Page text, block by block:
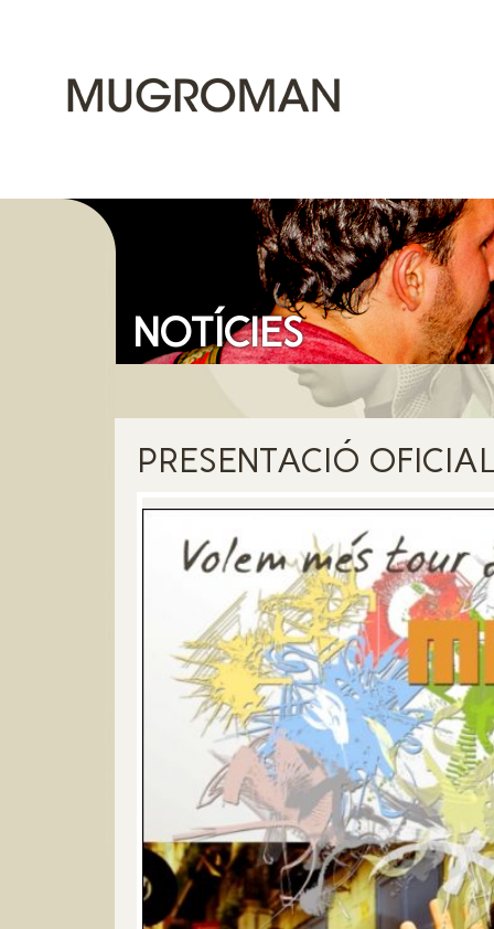
NOTÍCIES
PRESENTACIÓ